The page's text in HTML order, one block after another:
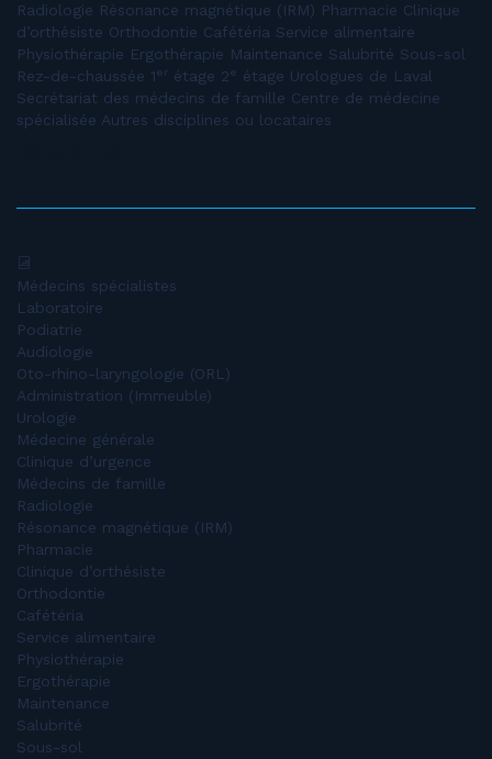
Radiologie Résonance magnétique (IRM) Pharmacie Clinique
d’orthésiste Orthodontie Cafétéria Service alimentaire
Physiothérapie Ergothérapie Maintenance Salubrité Sous-sol
Rez-de-chaussée 1er étage 2e étage Urologues de Laval
Secrétariat des médecins de famille Centre de médecine
spécialisée Autres disciplines ou locataires
Médecins spécialistes
Laboratoire
Podiatrie
Audiologie
Oto-rhino-laryngologie (ORL)
Administration (Immeuble)
Urologie
Médecine générale
Clinique d’urgence
Médecins de famille
Radiologie
Résonance magnétique (IRM)
Pharmacie
Clinique d’orthésiste
Orthodontie
Cafétéria
Service alimentaire
Physiothérapie
Ergothérapie
Maintenance
Salubrité
Sous-sol